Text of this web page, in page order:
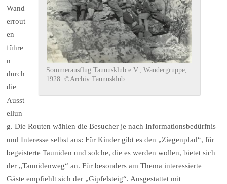
Sommerausflug Taunusklub e.V., Wandergruppe,
1928. ©Archiv Taunusklub
Wand
errout
en
führe
n
durch
die
Ausst
ellun
g. Die Routen wählen die Besucher je nach Informationsbedürfnis
und Interesse selbst aus: Für Kinder gibt es den „Ziegenpfad“, für
begeisterte Tauniden und solche, die es werden wollen, bietet sich
der „Taunidenweg“ an. Für besonders am Thema interessierte
Gäste empfiehlt sich der „Gipfelsteig“. Ausgestattet mit